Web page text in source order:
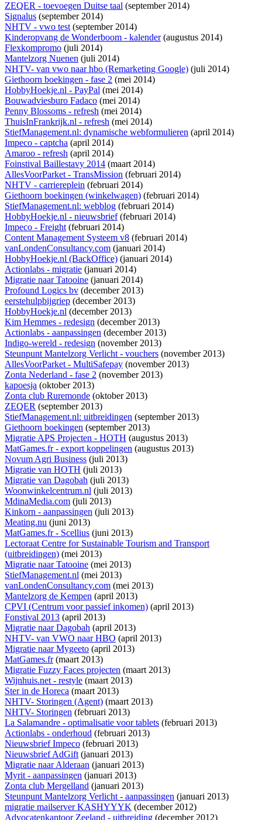
ZEQER - toevoegen Duitse taal (september 2014)
Signalus (september 2014)
NHTV - vwo test(september 2014)
Kinderopvang de Wonderboom - kalender(augustus 2014)
Flexkompromo (juli 2014)
Mantelzorg Nuenen (juli 2014)
NHTV- van vwo naar hbo (Remarketing Google) (juli 2014)
Giethoorn boekingen - fase 2 (mei 2014)
HobbyHoekje.nl - PayPal (mei 2014)
Bouwadviesburo Fadaco (mei 2014)
Penny Blossoms - refresh (mei 2014)
ThuisInFrankrijk.nl - refresh (mei 2014)
StiefManagement.nl: dynamische webformulieren (april 2014)
Impeco - captcha (april 2014)
Amaroo - refresh (april 2014)
Foinstival Baillestavy 2014 (maart 2014)
AllesVoorParket - TransMission (februari 2014)
NHTV - carriereplein (februari 2014)
Giethoorn boekingen (winkelwagen) (februari 2014)
StiefManagement.nl: webblog (februari 2014)
HobbyHoekje.nl - nieuwsbrief(februari 2014)
Impeco - Freight(februari 2014)
Content Management Systeem v8 (februari 2014)
vanLondenConsultancy.com (januari 2014)
HobbyHoekje.nl (BackOffice) (januari 2014)
Actionlabs - migratie (januari 2014)
Migratie naar Tatooine (januari 2014)
Profound Logics bv (december 2013)
eerstehulpbijgriep (december 2013)
HobbyHoekje.nl (december 2013)
Kim Hemmes - redesign (december 2013)
Actionlabs - aanpassingen (december 2013)
Indigo-wereld - redesign (november 2013)
Steunpunt Mantelzorg Verlicht - vouchers (november 2013)
AllesVoorParket - MultiSafepay (november 2013)
Zonta Nederland - fase 2 (november 2013)
kapoesja (oktober 2013)
Zonta club Ruremonde (oktober 2013)
ZEQER (september 2013)
StiefManagement.nl: uitbreidingen (september 2013)
Giethoorn boekingen (september 2013)
Migratie APS Projecten - HOTH (augustus 2013)
MatGames.fr - export koppelingen (augustus 2013)
Novum Agri Business (juli 2013)
Migratie van HOTH (juli 2013)
Migratie van Dagobah (juli 2013)
Woonwinkelcentrum.nl (juli 2013)
MdinaMedia.com (juli 2013)
Kinkorn - aanpassingen (juli 2013)
Meating.nu (juni 2013)
MatGames.fr - Scellius (juni 2013)
Lectoraat Centre for Sustainable Tourism and Transport
(uitbreidingen) (mei 2013)
Migratie naar Tatooine (mei 2013)
StiefManagement.nl (mei 2013)
vanLondenConsultancy.com (mei 2013)
Mantelzorg de Kempen (april 2013)
CPVI (Centrum voor passief inkomen) (april 2013)
Fonstival 2013 (april 2013)
Migratie naar Dagobah (april 2013)
NHTV- van VWO naar HBO (april 2013)
Migratie naar Mygeeto (april 2013)
MatGames.fr(maart 2013)
Migratie Fuzzy Faces projecten (maart 2013)
Wijnhuis.net - restyle (maart 2013)
Ster in de Horeca (maart 2013)
NHTV- Storingen (Agent) (maart 2013)
NHTV- Storingen (februari 2013)
La Salamandre - optimalisatie voor tablets (februari 2013)
Actionlabs - onderhoud (februari 2013)
Nieuwsbrief Impeco (februari 2013)
Nieuwsbrief AdGift(januari 2013)
Migratie naar Alderaan (januari 2013)
Myrit - aanpassingen (januari 2013)
Zonta club Mergelland (januari 2013)
Steunpunt Mantelzorg Verlicht - aanpassingen (januari 2013)
migratie mailserver KASHYYYK (december 2012)
Advocatenkantoor Zeeland - uitbreiding (december 2012)